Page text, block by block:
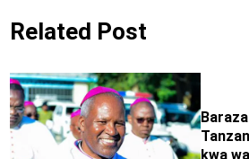
Related Post
kwa